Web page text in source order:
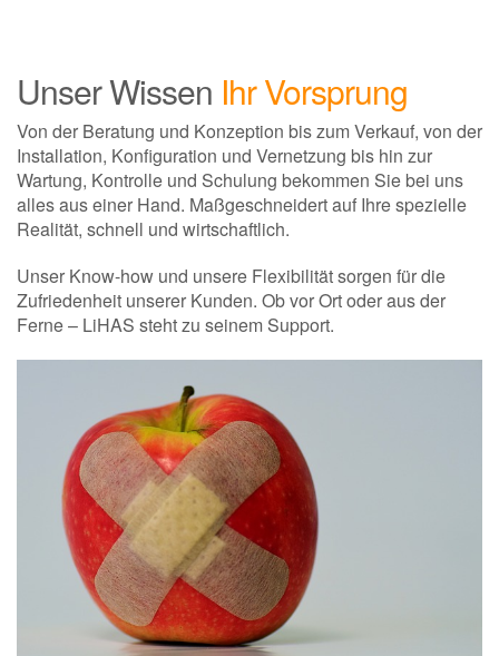
Unser Wissen Ihr Vorsprung
Von der Beratung und Konzeption bis zum Verkauf, von der
Installation, Konfiguration und Vernetzung bis hin zur
Wartung, Kontrolle und Schulung bekommen Sie bei uns
alles aus einer Hand. Maßgeschneidert auf Ihre spezielle
Realität, schnell und wirtschaftlich.
Unser Know-how und unsere Flexibilität sorgen für die
Zufriedenheit unserer Kunden. Ob vor Ort oder aus der
Ferne – LiHAS steht zu seinem Support.